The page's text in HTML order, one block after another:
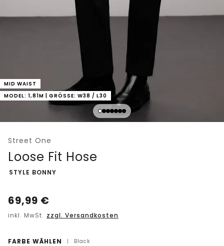
MID WAIST
MODEL: 1,81M | GRÖSSE: W38 / L30
Street One
Loose Fit Hose
-
STYLE BONNY
69,99 €
inkl. MwSt. zzgl. Versandkosten
FARBE WÄHLEN | Black